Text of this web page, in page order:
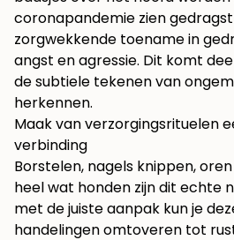
coronapandemie zien
zorgwekkende toename in
angst en agressie. Dit komt
de subtiele tekenen van
herkennen.
Maak van verzorgingsrituelen
verbinding
Borstelen, nagels knippen,
heel wat honden zijn dit echte
met de juiste aanpak kun je
handelingen omtoveren tot